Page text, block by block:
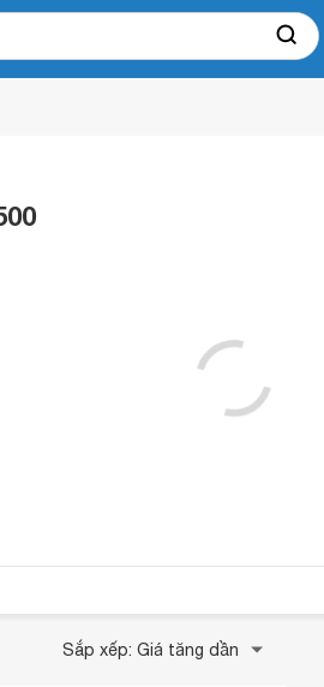
Sắp xếp: Giá tăng dần